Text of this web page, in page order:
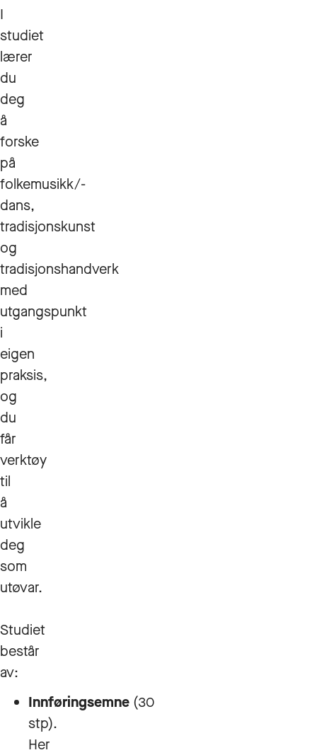
I
studiet
lærer
du
deg
å
forske
på
folkemusikk/-
dans,
tradisjonskunst
og
tradisjonshandverk
med
utgangspunkt
i
eigen
praksis,
og
du
får
verktøy
til
å
utvikle
deg
som
utøvar.
Studiet
består
av:
Innføringsemne (30
stp).
Her